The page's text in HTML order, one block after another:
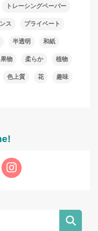
トレーシングペーパー
ス プライベート
半透明 和紙
果物 柔らか 植物
色上質 花 趣味